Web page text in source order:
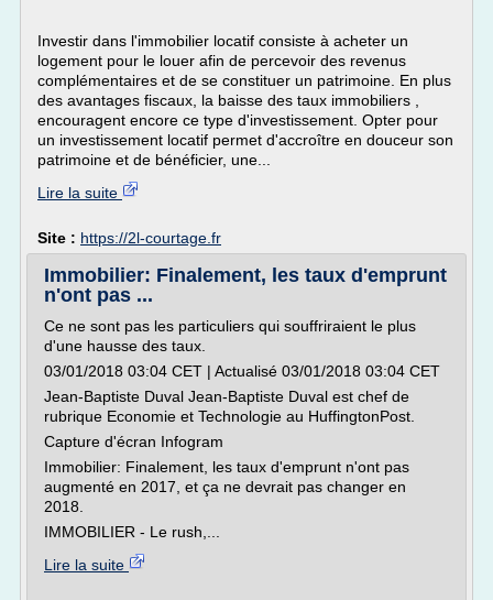
Investir dans l'immobilier locatif consiste à acheter un
logement pour le louer afin de percevoir des revenus
complémentaires et de se constituer un patrimoine. En plus
des avantages fiscaux, la baisse des taux immobiliers ,
encouragent encore ce type d'investissement. Opter pour
un investissement locatif permet d'accroître en douceur son
patrimoine et de bénéficier, une...
Lire la suite
Site : https://2l-courtage.fr
Immobilier: Finalement, les taux d'emprunt
n'ont pas ...
Ce ne sont pas les particuliers qui souffriraient le plus
d'une hausse des taux.
03/01/2018 03:04 CET | Actualisé 03/01/2018 03:04 CET
Jean-Baptiste Duval Jean-Baptiste Duval est chef de
rubrique Economie et Technologie au HuffingtonPost.
Capture d'écran Infogram
Immobilier: Finalement, les taux d'emprunt n'ont pas
augmenté en 2017, et ça ne devrait pas changer en
2018.
IMMOBILIER - Le rush,...
Lire la suite